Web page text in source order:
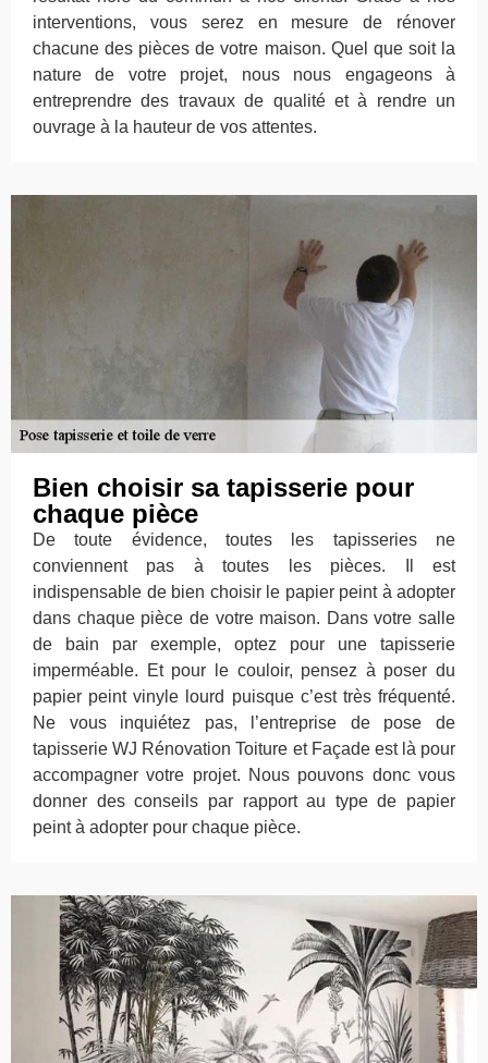
interventions, vous serez en mesure de rénover
chacune des pièces de votre maison. Quel que soit la
nature de votre projet, nous nous engageons à
entreprendre des travaux de qualité et à rendre un
ouvrage à la hauteur de vos attentes.
Bien choisir sa tapisserie pour
chaque pièce
De toute évidence, toutes les tapisseries ne
conviennent pas à toutes les pièces. Il est
indispensable de bien choisir le papier peint à adopter
dans chaque pièce de votre maison. Dans votre salle
de bain par exemple, optez pour une tapisserie
imperméable. Et pour le couloir, pensez à poser du
papier peint vinyle lourd puisque c’est très fréquenté.
Ne vous inquiétez pas, l’entreprise de pose de
tapisserie WJ Rénovation Toiture et Façade est là pour
accompagner votre projet. Nous pouvons donc vous
donner des conseils par rapport au type de papier
peint à adopter pour chaque pièce.